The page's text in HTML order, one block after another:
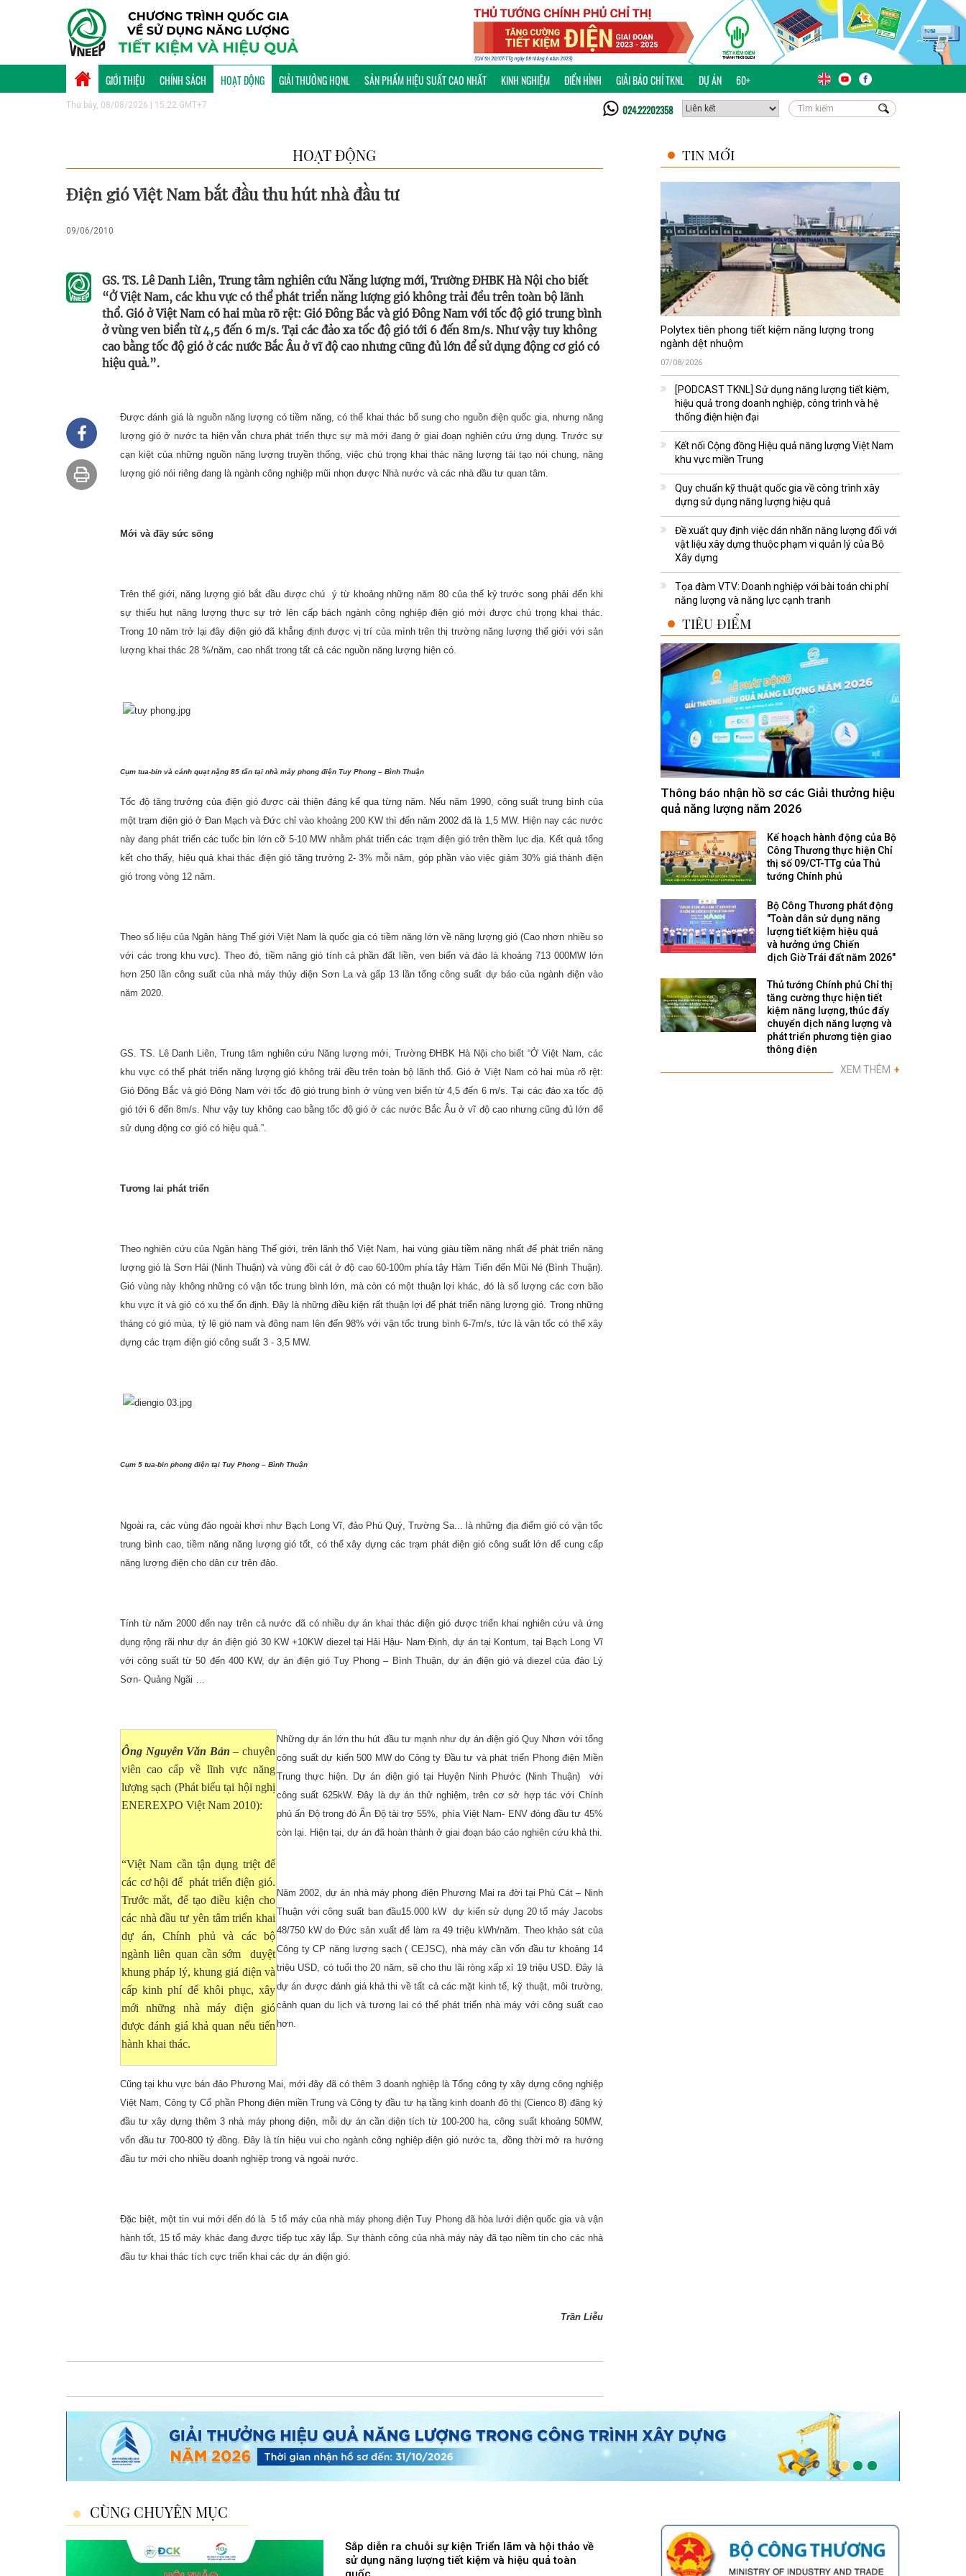
GIỚI THIỆU CHÍNH SÁCH HOẠT ĐỘNG GIẢI THƯỞNG HQNL SẢN PHẨM HIỆU SUẤT CAO NHẤT KINH NGHIỆM ĐIỂN HÌNH GIẢI BÁO CHÍ TKNL DỰ ÁN 60+
Thứ bảy, 08/08/2026 | 15:22 GMT+7 024.22202358
HOẠT ĐỘNG
Điện gió Việt Nam bắt đầu thu hút nhà đầu tư
09/06/2010
GS. TS. Lê Danh Liên, Trung tâm nghiên cứu Năng lượng mới, Trường ĐHBK Hà Nội cho biết
“Ở Việt Nam, các khu vực có thể phát triển năng lượng gió không trải đều trên toàn bộ lãnh
thổ. Gió ở Việt Nam có hai mùa rõ rệt: Gió Đông Bắc và gió Đông Nam với tốc độ gió trung bình
ở vùng ven biển từ 4,5 đến 6 m/s. Tại các đảo xa tốc độ gió tới 6 đến 8m/s. Như vậy tuy không
cao bằng tốc độ gió ở các nước Bắc Âu ở vĩ độ cao nhưng cũng đủ lớn để sử dụng động cơ gió có
hiệu quả.”.
Được đánh giá là nguồn năng lượng có tiềm năng, có thể khai thác bổ sung cho nguồn điện quốc gia, nhưng năng
lượng gió ở nước ta hiện vẫn chưa phát triển thực sự mà mới đang ở giai đoạn nghiên cứu ứng dụng. Trước sự
cạn kiệt của những nguồn năng lượng truyền thống, việc chú trọng khai thác năng lượng tái tạo nói chung, năng
lượng gió nói riêng đang là ngành công nghiệp mũi nhọn được Nhà nước và các nhà đầu tư quan tâm.
Mới và đầy sức sống
Trên thế giới, năng lượng gió bắt đầu được chú
ý từ khoảng những năm 80 của thế kỷ trước song phải đến khi
sự thiếu hụt năng lượng thực sự trở lên cấp bách ngành công nghiệp điện gió mới được chú trọng khai thác.
Trong 10 năm trở lại đây điện gió đã khẳng định được vị trí của mình trên thị trường năng lượng thế giới với sản
lượng khai thác 28 %/năm, cao nhất trong tất cả các nguồn năng lượng hiện có.
Cụm tua-bin và cánh quạt nặng 85 tấn tại nhà máy phong điện Tuy Phong – Bình Thuận
Tốc độ tăng trưởng của điện gió được cải thiện đáng kể qua từng năm. Nếu năm 1990, công suất trung bình của
một trạm điện gió ở Đan Mạch và Đức chỉ vào khoảng 200 KW thì đến năm 2002 đã là 1,5 MW. Hiện nay các nước
này đang phát triển các tuốc bin lớn cỡ 5-10 MW nhằm phát triển các trạm điện gió trên thềm lục địa. Kết quả tổng
kết cho thấy, hiệu quả khai thác điện gió tăng trưởng 2- 3% mỗi năm, góp phần vào việc giảm 30% giá thành điện
gió trong vòng 12 năm.
Theo số liệu của Ngân hàng Thế giới Việt Nam là quốc gia có tiềm năng lớn về năng lượng gió (Cao nhơn nhiều so
với các trong khu vực). Theo đó, tiềm năng gió tính cả phần đất liền, ven biển và đảo là khoảng 713 000MW lớn
hơn 250 lần công suất của nhà máy thủy điện Sơn La và gấp 13 lần tổng công suất dự báo của ngành điện vào
năm 2020.
GS. TS. Lê Danh Liên, Trung tâm nghiên cứu Năng lượng mới, Trường ĐHBK Hà Nội cho biết “Ở Việt Nam, các
khu vực có thể phát triển năng lượng gió không trải đều trên toàn bộ lãnh thổ. Gió ở Việt Nam có hai mùa rõ rệt:
Gió Đông Bắc và gió Đông Nam với tốc độ gió trung bình ở vùng ven biển từ 4,5 đến 6 m/s. Tại các đảo xa tốc độ
gió tới 6 đến 8m/s. Như vậy tuy không cao bằng tốc độ gió ở các nước Bắc Âu ở vĩ độ cao nhưng cũng đủ lớn để
sử dụng động cơ gió có hiệu quả.”.
Tương lai phát triển
Theo nghiên cứu của Ngân hàng Thế giới, trên lãnh thổ Việt Nam, hai vùng giàu tiềm năng nhất để phát triển năng
lượng gió là Sơn Hải (Ninh Thuận) và vùng đồi cát ở độ cao 60-100m phía tây Hàm Tiến đến Mũi Né (Bình Thuận).
Gió vùng này không những có vận tốc trung bình lớn, mà còn có một thuận lợi khác, đó là số lượng các cơn bão
khu vực ít và gió có xu thế ổn định. Đây là những điều kiện rất thuận lợi để phát triển năng lượng gió. Trong những
tháng có gió mùa, tỷ lệ gió nam và đông nam lên đến 98% với vận tốc trung bình 6-7m/s, tức là vận tốc có thể xây
dựng các trạm điện gió công suất 3 - 3,5 MW.
Cụm 5 tua-bin phong điện tại Tuy Phong – Bình Thuận
Ngoài ra, các vùng đảo ngoài khơi như Bạch Long Vĩ, đảo Phú Quý, Trường Sa... là những địa điểm gió có vận tốc
trung bình cao, tiềm năng năng lượng gió tốt, có thể xây dựng các trạm phát điện gió công suất lớn để cung cấp
năng lượng điện cho dân cư trên đảo.
Tính từ năm 2000 đến nay trên cả nước đã có nhiều dự án khai thác điện gió được triển khai nghiên cứu và ứng
dụng rộng rãi như dự án điện gió 30 KW +10KW diezel tại Hải Hậu- Nam Định, dự án tại Kontum, tại Bạch Long Vĩ
với công suất từ 50 đến 400 KW, dự án điện gió Tuy Phong – Bình Thuận, dự án điện gió và diezel của đảo L‎‎ý
Sơn- Quảng Ngãi …
Ông Nguyễn Văn Bản – chuyên
viên cao cấp về lĩnh vực năng
lượng sạch (Phát biểu tại hội nghị
ENEREXPO Việt Nam 2010):
“ViệtNam cần tận dụng triệt để
các cơ hội để phát triển điện gió.
Trước mắt, để tạo điều kiện cho
các nhà đầu tư yên tâm triển khai
dự án, Chính phủ và các bộ
ngành liên quan cần sớm duyệt
khung pháp l‎ý, khung giá điện và
cấp kinh phí để khôi phục, xây
mới những nhà máy điện gió
được đánh giá khả quan nếu tiến
hành khai thác.
Những dự án lớn thu hút đầu tư mạnh như dự án điện gió Quy Nhơn với tổng
công suất dự kiến 500 MW do Công ty Đầu tư và phát triển Phong điện Miền
Trung thực hiện. Dự án điện gió tại Huyện Ninh Phước (Ninh Thuận) với
công suất 625kW. Đây là dự án thử nghiệm, trên cơ sở hợp tác với Chính
phủ ấn Độ trong đó Ấn Độ tài trợ 55%, phía Việt Nam- ENV đóng đầu tư 45%
còn lại. Hiện tại, dự án đã hoàn thành ở giai đoạn báo cáo nghiên cứu khả thi.
Năm 2002, dự án nhà máy phong điện Phương Mai ra đời tại Phù Cát – Ninh
Thuận với công suất ban đầu15.000 kW dự kiến sử dụng 20 tổ máy Jacobs
48/750 kW do Đức sản xuất để làm ra 49 triệu kWh/năm. Theo khảo sát của
Công ty CP năng lượng sạch ( CEJSC), nhà máy cần vốn đầu tư khoảng 14
triệu USD, có tuổi thọ 20 năm, sẽ cho thu lãi ròng xấp xỉ 19 triệu USD. Đây là
dự án được đánh giá khả thi về tất cả các mặt kinh tế, kỹ thuật, môi trường,
cảnh quan du lịch và tương lai có thể phát triển nhà máy với công suất cao
hơn.
Cũng tại khu vực bán đảo Phương Mai, mới đây đã có thêm 3 doanh nghiệp là Tổng công ty xây dựng công nghiệp
Việt Nam, Công ty Cổ phần Phong điện miền Trung và Công ty đầu tư hạ tầng kinh doanh đô thị (Cienco 8) đăng ký
đầu tư xây dựng thêm 3 nhà máy phong điện, mỗi dự án cần diện tích từ 100-200 ha, công suất khoảng 50MW,
vốn đầu tư 700-800 tỷ đồng. Đây là tín hiệu vui cho ngành công nghiệp điện gió nước ta, đồng thời mở ra hướng
đầu tư mới cho nhiều doanh nghiệp trong và ngoài nước.
Đặc biệt, một tin vui mới đến đó là 5 tổ máy của nhà máy phong điện Tuy Phong đã hòa lưới điện quốc gia và vận
hành tốt, 15 tổ máy khác đang được tiếp tục xây lắp. Sự thành công của nhà máy này đã tạo niềm tin cho các nhà
đầu tư khai thác tích cực triển khai các dự án điện gió.
Trần Liễu
TIN MỚI
Polytex tiên phong tiết kiệm năng lượng trong
ngành dệt nhuộm
07/08/2026
[PODCAST TKNL] Sử dụng năng lượng tiết kiệm,
hiệu quả trong doanh nghiệp, công trình và hệ
thống điện hiện đại
Kết nối Cộng đồng Hiệu quả năng lượng Việt Nam
khu vực miền Trung
Quy chuẩn kỹ thuật quốc gia về công trình xây
dựng sử dụng năng lượng hiệu quả
Đề xuất quy định việc dán nhãn năng lượng đối với
vật liệu xây dựng thuộc phạm vi quản lý của Bộ
Xây dựng
Tọa đàm VTV: Doanh nghiệp với bài toán chi phí
năng lượng và năng lực cạnh tranh
TIÊU ĐIỂM
Thông báo nhận hồ sơ các Giải thưởng hiệu
quả năng lượng năm 2026
Kế hoạch hành động của Bộ
Công Thương thực hiện Chỉ
thị số 09/CT-TTg của Thủ
tướng Chính phủ
Bộ Công Thương phát động
"Toàn dân sử dụng năng
lượng tiết kiệm hiệu quả
và hưởng ứng Chiến
dịch Giờ Trái đất năm 2026"
Thủ tướng Chính phủ Chỉ thị
tăng cường thực hiện tiết
kiệm năng lượng, thúc đẩy
chuyển dịch năng lượng và
phát triển phương tiện giao
thông điện
XEM THÊM +
CÙNG CHUYÊN MỤC
Sắp diễn ra chuỗi sự kiện Triển lãm và hội thảo về
sử dụng năng lượng tiết kiệm và hiệu quả toàn